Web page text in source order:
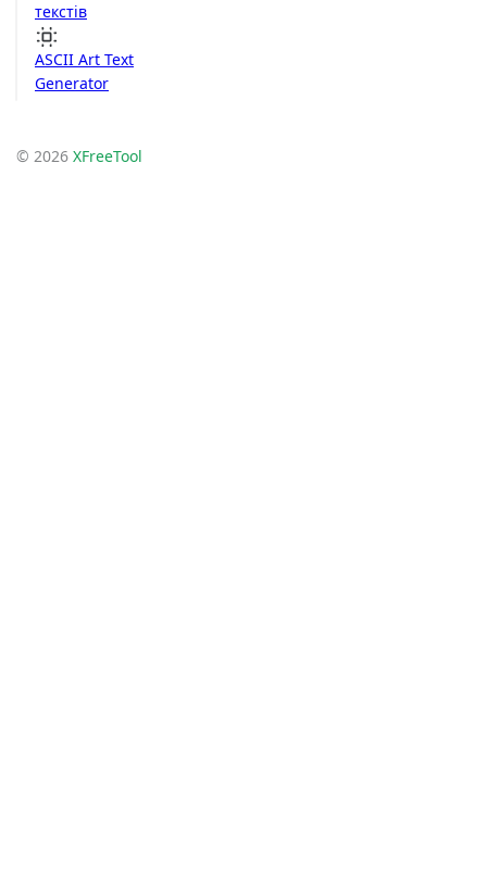
текстів
ASCII Art Text
Generator
© 2026 XFreeTool